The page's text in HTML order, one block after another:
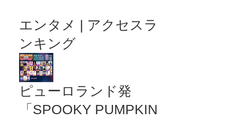
エンタメ | アクセスラ
ンキング
ピューロランド発
「SPOOKY PUMPKIN